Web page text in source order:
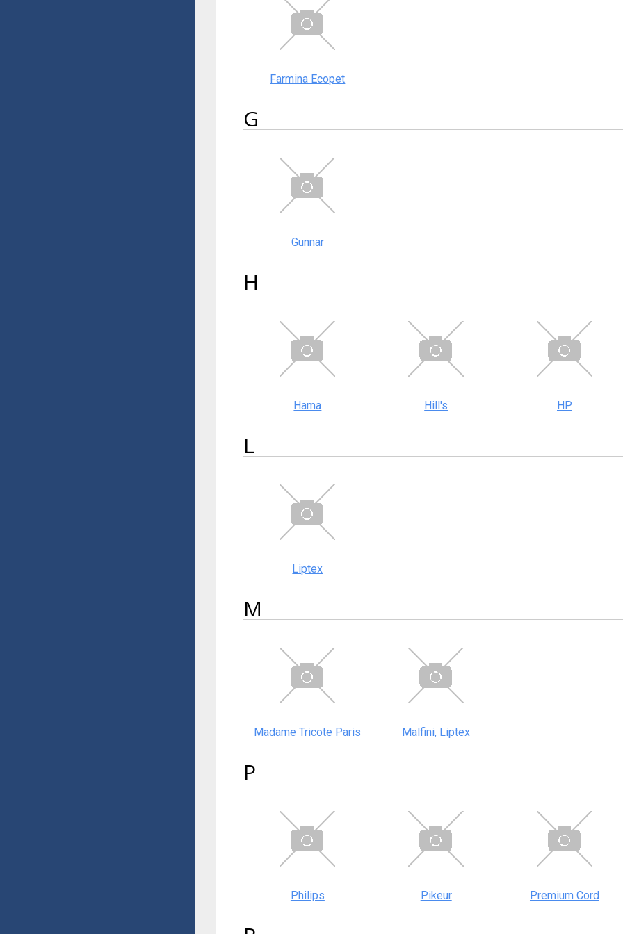
Farmina Ecopet
G
Gunnar
H
Hama Hill's HP
L
Liptex
M
Madame Tricote Paris Malfini, Liptex
P
Philips Pikeur Premium Cord